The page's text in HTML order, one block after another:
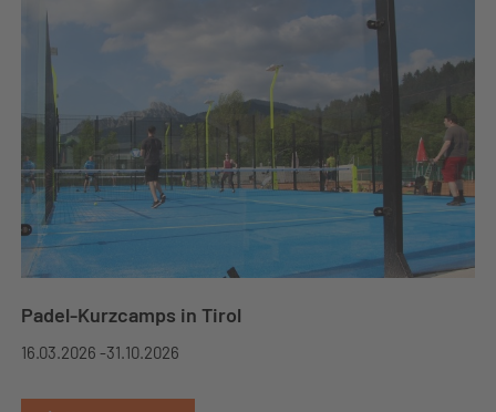
Padel-Kurzcamps in Tirol
16.03.2026 -31.10.2026